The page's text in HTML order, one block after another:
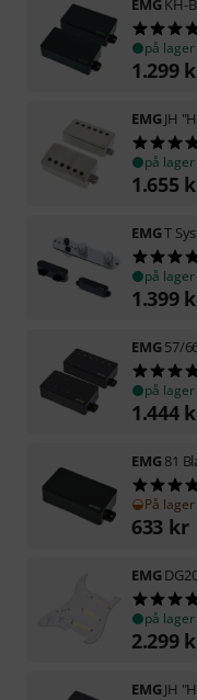
på lager
1.299
EMGJH
på lager
1.655
EMGT
på lager
1.399
EMG57/
på lager
1.444
EMG81
På
633 kr
EMG
på lager
2.299
EMGJH